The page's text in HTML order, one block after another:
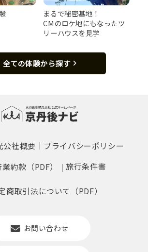
まるで秘密基地！
CMのロケ地にもなったツ
リーハウスを見学
全ての体験から探す
公社概要
プライバシーポリシー
約款（PDF）
旅行条件書
商取引法について（PDF）
お問い合わせ